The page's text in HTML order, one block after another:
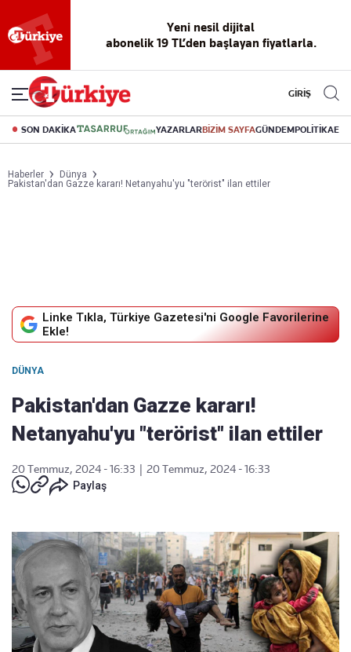
Yeni nesil dijital
abonelik 19 TL’den başlayan fiyatlarla.
GİRİŞ
SON DAKİKA YAZARLARBİZİM SAYFAGÜNDEMPOLİTİKA
Haberler
Dünya
Pakistan'dan Gazze kararı! Netanyahu'yu "terörist" ilan ettiler
Linke Tıkla, Türkiye Gazetesi'ni Google Favorilerine
Ekle!
DÜNYA
Pakistan'dan Gazze kararı!
Netanyahu'yu "terörist" ilan ettiler
20 Temmuz, 2024 - 16:33
20 Temmuz, 2024 - 16:33
Paylaş